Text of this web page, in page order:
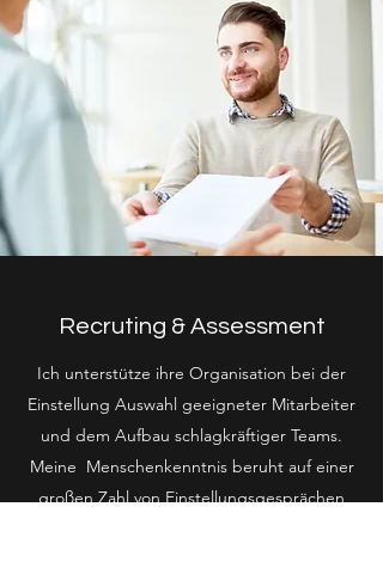
Recruting & Assessment
Ich unterstütze ihre Organisation bei der
Einstellung Auswahl geeigneter Mitarbeiter
und dem Aufbau schlagkräftiger Teams.
Meine Menschenkenntnis beruht auf einer
großen Zahl von Einstellungsgesprächen